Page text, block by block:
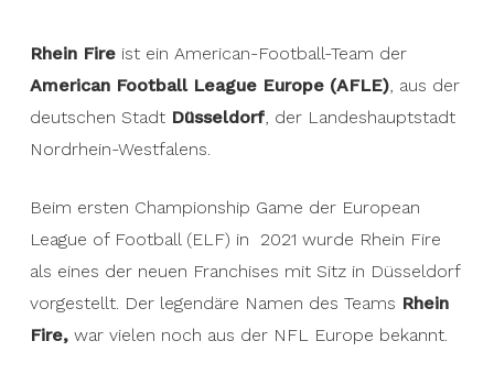
Rhein Fireist ein American-Football-Team der
American Football League Europe (AFLE), aus der
deutschen Stadt Düsseldorf, der Landeshauptstadt
Nordrhein-Westfalens.
Beim ersten Championship Game der European
League of Football (ELF) in 2021 wurde Rhein Fire
als eines der neuen Franchises mit Sitz in Düsseldorf
vorgestellt. Der legendäre Namen des Teams Rhein
Fire, war vielen noch aus der NFL Europe bekannt.